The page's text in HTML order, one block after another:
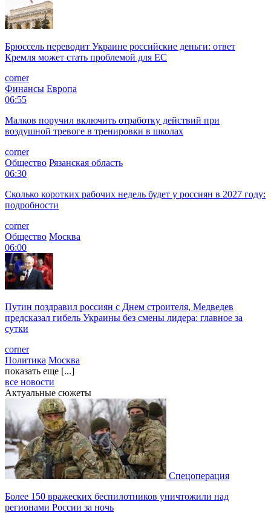
Брюссель переводит Украине российские деньги: ответ
Кремля может стать проблемой для EC
corner
Финансы Европа
06:55
Малков поручил включить отработку действий при
воздушной тревоге в тренировки в школах
corner
Общество Рязанская область
06:30
Сколько коротких рабочих недель будет у россиян в 2027 году:
подробности
corner
Общество Москва
06:00
Путин поздравил россиян с Днем строителя, Медведев
предсказал гибель Украины без смены лидера: главное за
сутки
corner
Политика Москва
показать еще [...]
все новости
Актуальные сюжеты
Спецоперация
Более 150 вражеских беспилотников уничтожили над
регионами России за ночь